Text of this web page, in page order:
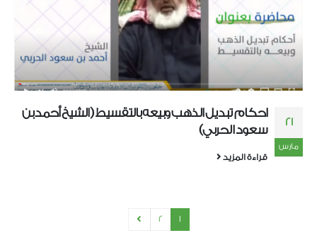
21
مارس
احكام تبديل الذهب وبيعه بالتقسيط (الشيخ أحمد بن
سعود الحربي)
قراءة المزيد
1
2